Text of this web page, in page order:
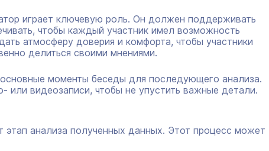
играет ключевую роль. Он должен поддерживать
чтобы каждый участник имел возможность
атмосферу доверия и комфорта, чтобы участники
делиться своими мнениями.
моменты беседы для последующего анализа.
видеозаписи, чтобы не упустить важные детали.
этап анализа полученных данных. Этот процесс может